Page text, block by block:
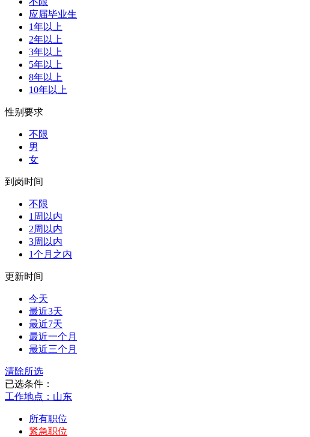
应届毕业生
1年以上
2年以上
3年以上
5年以上
8年以上
10年以上
性别要求
不限
男
女
到岗时间
不限
1周以内
2周以内
3周以内
1个月之内
更新时间
今天
最近3天
最近7天
最近一个月
最近三个月
清除所选
已选条件：
工作地点：山东
所有职位
紧急职位